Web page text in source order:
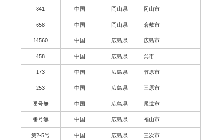
841 中国 岡山県 岡山市
658 中国 岡山県 倉敷市
14560 中国 広島県 広島市
458 中国 広島県 呉市
173 中国 広島県 竹原市
253 中国 広島県 三原市
番号無 中国 広島県 尾道市
番号無 中国 広島県 福山市
第2-5号 中国 広島県 三次市